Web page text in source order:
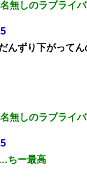
名無しのラブライ
んずり下がって
名無しのラブライ
ちー最高